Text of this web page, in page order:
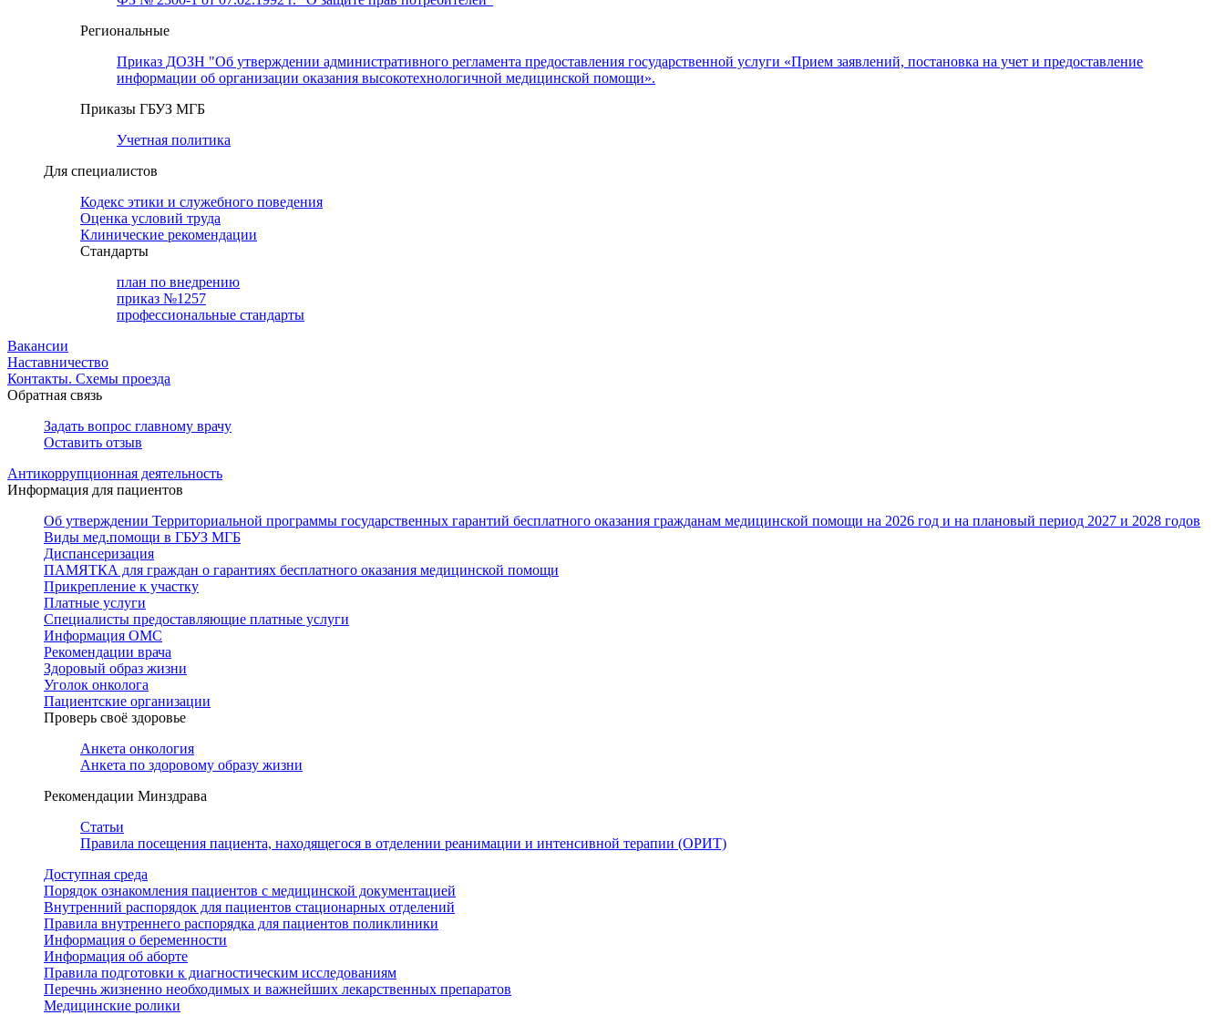
Региональные
Приказ ДОЗН "Об утверждении административного регламента предоставления государственной услуги «Прием заявлений, постановка на учет и предоставление
информации об организации оказания высокотехнологичной медицинской помощи».
Приказы ГБУЗ МГБ
Учетная политика
Для специалистов
Кодекс этики и служебного поведения
Оценка условий труда
Клинические рекомендации
Cтандарты
план по внедрению
приказ №1257
профессиональные стандарты
Вакансии
Наставничество
Контакты. Схемы проезда
Обратная связь
Задать вопрос главному врачу
Оставить отзыв
Антикоррупционная деятельность
Информация для пациентов
Об утверждении Территориальной программы государственных гарантий бесплатного оказания гражданам медицинской помощи на 2026 год и на плановый период 2027 и 2028 годов
Виды мед.помощи в ГБУЗ МГБ
Диспансеризация
ПАМЯТКА для граждан о гарантиях бесплатного оказания медицинской помощи
Прикрепление к участку
Платные услуги
Специалисты предоставляющие платные услуги
Информация ОМС
Рекомендации врача
Здоровый образ жизни
Уголок онколога
Пациентские организации
Проверь своё здоровье
Анкета онкология
Анкета по здоровому образу жизни
Рекомендации Минздрава
Статьи
Правила посещения пациента, находящегося в отделении реанимации и интенсивной терапии (ОРИТ)
Доступная среда
Порядок ознакомления пациентов с медицинской документацией
Внутренний распорядок для пациентов стационарных отделений
Правила внутреннего распорядка для пациентов поликлиники
Информация о беременности
Информация об аборте
Правила подготовки к диагностическим исследованиям
Перечнь жизненно необходимых и важнейших лекарственных препаратов
Медицинские ролики